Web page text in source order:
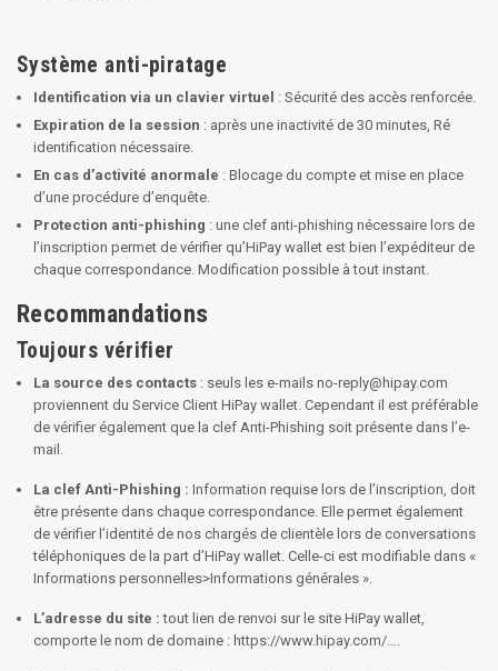
Système anti-piratage
Identification via un clavier virtuel : Sécurité des accès renforcée.
Expiration de la session : après une inactivité de 30 minutes, Ré
identification nécessaire.
En cas d’activité anormale : Blocage du compte et mise en place
d’une procédure d’enquête.
Protection anti-phishing : une clef anti-phishing nécessaire lors de
l’inscription permet de vérifier qu’HiPay wallet est bien l’expéditeur de
chaque correspondance. Modification possible à tout instant.
Recommandations
Toujours vérifier
La source des contacts : seuls les e-mails no-reply@hipay.com
proviennent du Service Client HiPay wallet. Cependant il est préférable
de vérifier également que la clef Anti-Phishing soit présente dans l’e-
mail.
La clef Anti-Phishing : Information requise lors de l’inscription, doit
être présente dans chaque correspondance. Elle permet également
de vérifier l’identité de nos chargés de clientèle lors de conversations
téléphoniques de la part d’HiPay wallet. Celle-ci est modifiable dans «
Informations personnelles>Informations générales ».
L’adresse du site :tout lien de renvoi sur le site HiPay wallet,
comporte le nom de domaine : https://www.hipay.com/….